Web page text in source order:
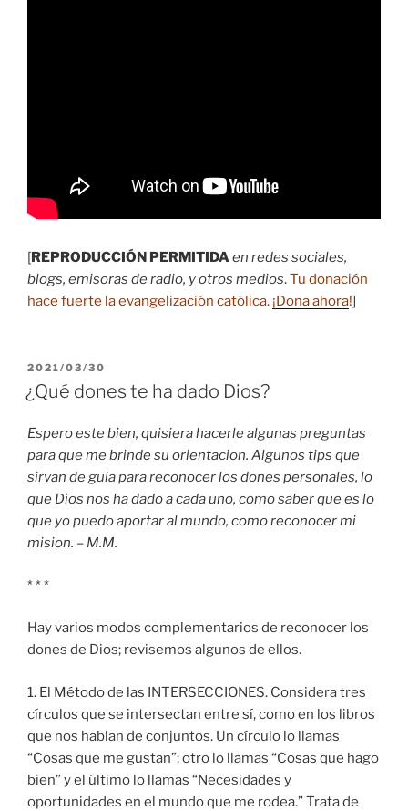
[REPRODUCCIÓN PERMITIDAen redes sociales,
blogs, emisoras de radio, y otros medios.Tu donación
hace fuerte la evangelización católica. ¡Dona ahora!]
PUBLICADO
EL
2021/03/30
¿Qué dones te ha dado Dios?
Espero este bien, quisiera hacerle algunas preguntas
para que me brinde su orientacion. Algunos tips que
sirvan de guia para reconocer los dones personales, lo
que Dios nos ha dado a cada uno, como saber que es lo
que yo puedo aportar al mundo, como reconocer mi
mision. – M.M.
* * *
Hay varios modos complementarios de reconocer los
dones de Dios; revisemos algunos de ellos.
1. El Método de las INTERSECCIONES. Considera tres
círculos que se intersectan entre sí, como en los libros
que nos hablan de conjuntos. Un círculo lo llamas
“Cosas que me gustan”; otro lo llamas “Cosas que hago
bien” y el último lo llamas “Necesidades y
oportunidades en el mundo que me rodea.” Trata de